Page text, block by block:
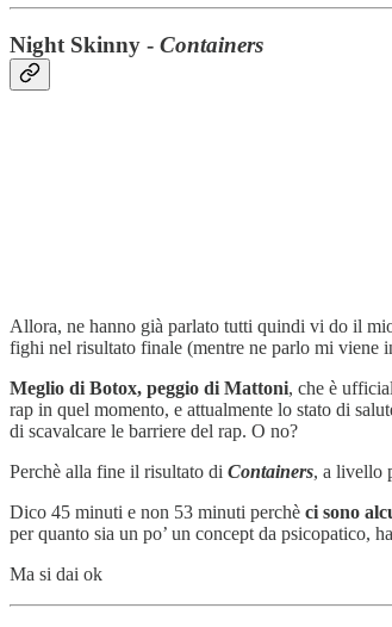
Night Skinny - Containers
Allora, ne hanno già parlato tutti quindi vi do il
fighi nel risultato finale (mentre ne parlo mi viene
Meglio di Botox, peggio di Mattoni, che è
rap in quel momento, e attualmente lo stato di
di scavalcare le barriere del rap. O no?
Perchè alla fine il risultato di Containers, a livello
Dico 45 minuti e non 53 minuti perchè ci sono
per quanto sia un po’ un concept da psicopatico,
Ma si dai ok